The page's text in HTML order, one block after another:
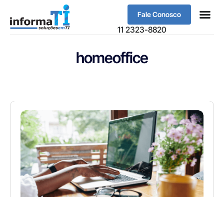
Fale Conosco
11 2323-8820
homeoffice